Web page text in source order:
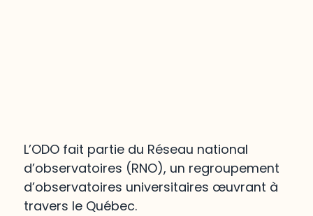
L’ODO fait partie du Réseau national
d’observatoires (RNO), un regroupement
d’observatoires universitaires œuvrant à
travers le Québec.